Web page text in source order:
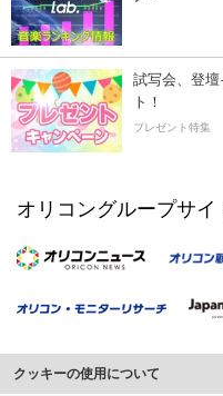
試写会、登
ト！
プレゼント特集
オリコングループサイ
クッキーの使用について